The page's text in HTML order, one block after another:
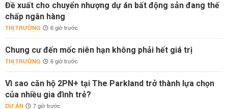
Đề xuất cho chuyển nhượng dự án bất động sản đang thế
chấp ngân hàng
THỊ TRƯỜNG 6 giờ trước
Chung cư đến mốc niên hạn không phải hết giá trị
THỊ TRƯỜNG 6 giờ trước
Vì sao căn hộ 2PN+ tại The Parkland trở thành lựa chọn
của nhiều gia đình trẻ?
DỰ ÁN 7 giờ trước